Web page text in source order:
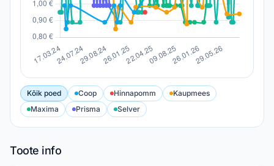
Kõik poed Coop Hinnapomm
Kaupmees
Maxima
Prisma Selver
Toote info